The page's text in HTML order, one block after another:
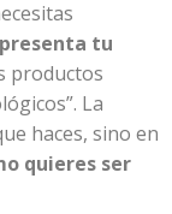
tu
productos
La
haces, sino en
quieres ser